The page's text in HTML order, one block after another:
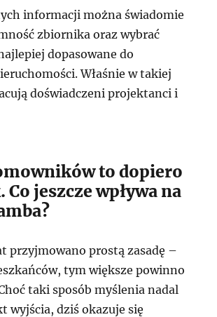
informacji można świadomie
zbiornika oraz wybrać
dopasowane do
Właśnie w takiej
doświadczeni projektanci i
to dopiero
Co jeszcze wpływa na
przyjmowano prostą zasadę –
tym większe powinno
taki sposób myślenia nadal
wyjścia, dziś okazuje się